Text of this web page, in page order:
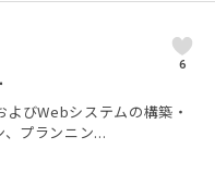
6
びWebシステムの構築・
プランニン...